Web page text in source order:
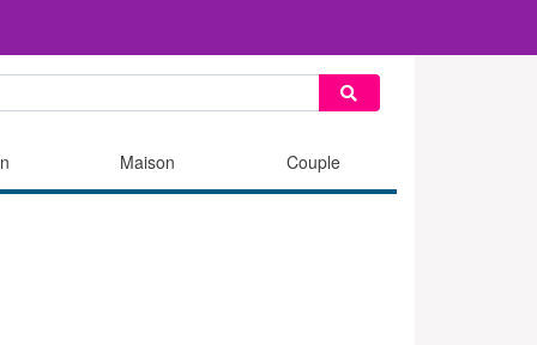
Maison Couple